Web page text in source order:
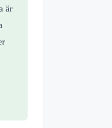
är